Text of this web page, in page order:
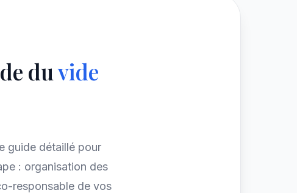
duvide
guide détaillé pour
: organisation des
responsable de vos